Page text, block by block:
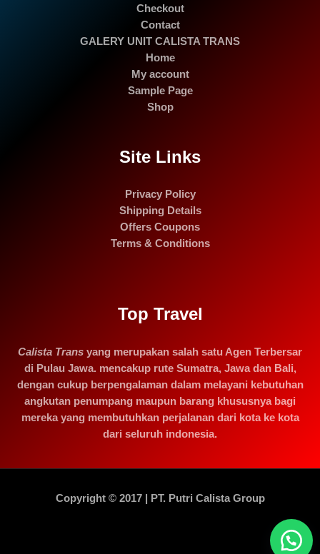
Checkout
Contact
GALERY UNIT CALISTA TRANS
Home
My account
Sample Page
Shop
Site Links
Privacy Policy
Shipping Details
Offers Coupons
Terms & Conditions
Top Travel
Calista Trans yang merupakan salah satu Agen Terbersar
di Pulau Jawa. mencakup rute Sumatra, Jawa dan Bali,
dengan cukup berpengalaman dalam melayani kebutuhan
angkutan penumpang maupun barang khususnya bagi
mereka yang membutuhkan perjalanan dari kota ke kota
dari seluruh indonesia.
Copyright © 2017 | PT. Putri Calista Group